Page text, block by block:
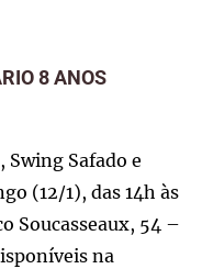
8 ANOS
Swing Safado e
(12/1), das 14h às
Soucasseaux, 54 –
na